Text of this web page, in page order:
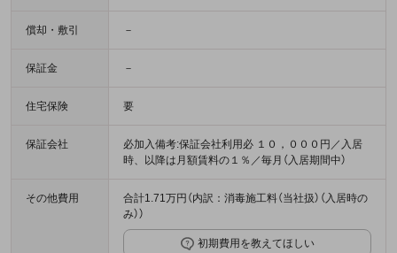
償却・敷引 －
保証金 －
住宅保険 要
保証会社
必加入備考:保証会社利用必 １０，０００円／入居
時、以降は月額賃料の１％／毎月（入居期間中）
その他費用
合計1.71万円（内訳：消毒施工料（当社扱）（入居時の
み））
初期費用を教えてほしい